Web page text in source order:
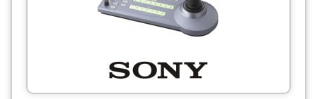
Visualizer
AV over IP